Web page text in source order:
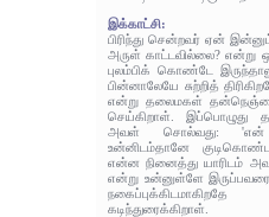
இக்காட்சி:
பிரிந்து சென்றவர் ஏன்
அருள் காட்டவில்லை? என்று
புலம்பிக் கொண்டே
பின்னாலேயே சுற்றித்
என்று தலைமகள்
செய்கிறாள். இப்பொழுது
அவள் சொல்வது: 'என்
உன்னிடம்தானே
என்ன நினைத்து யாரிடம்
என்று உன்னுள்ளே
கடிந்துரைக்கிறாள்.